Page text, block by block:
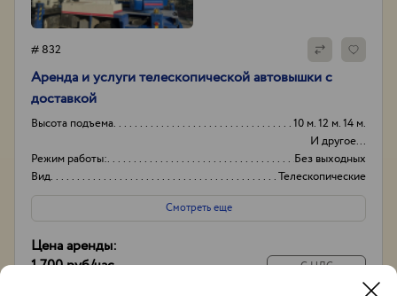
# 832
Аренда и услуги телескопической автовышки с
доставкой
Высота подъема
10 м. 12 м. 14 м.
И другое...
Режим работы:
Без выходных
Вид
Телескопические
Высота вышки
17м
Смотреть еще
Цена аренды:
1 700 руб/час
С НДС